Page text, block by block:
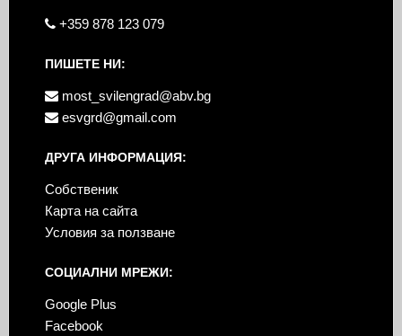
+359 878 123 079
ПИШЕТЕ НИ:
most_svilengrad@abv.bg
esvgrd@gmail.com
ДРУГА ИНФОРМАЦИЯ:
Собственик
Карта на сайта
Условия за ползване
СОЦИАЛНИ МРЕЖИ:
Google Plus
Facebook